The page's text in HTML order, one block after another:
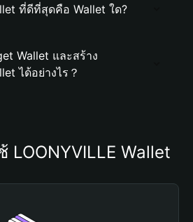
ที่ดีที่สุดคือ Wallet ใด?
Wallet และสร้าง
ได้อย่างไร？
LOONYVILLE Wallet